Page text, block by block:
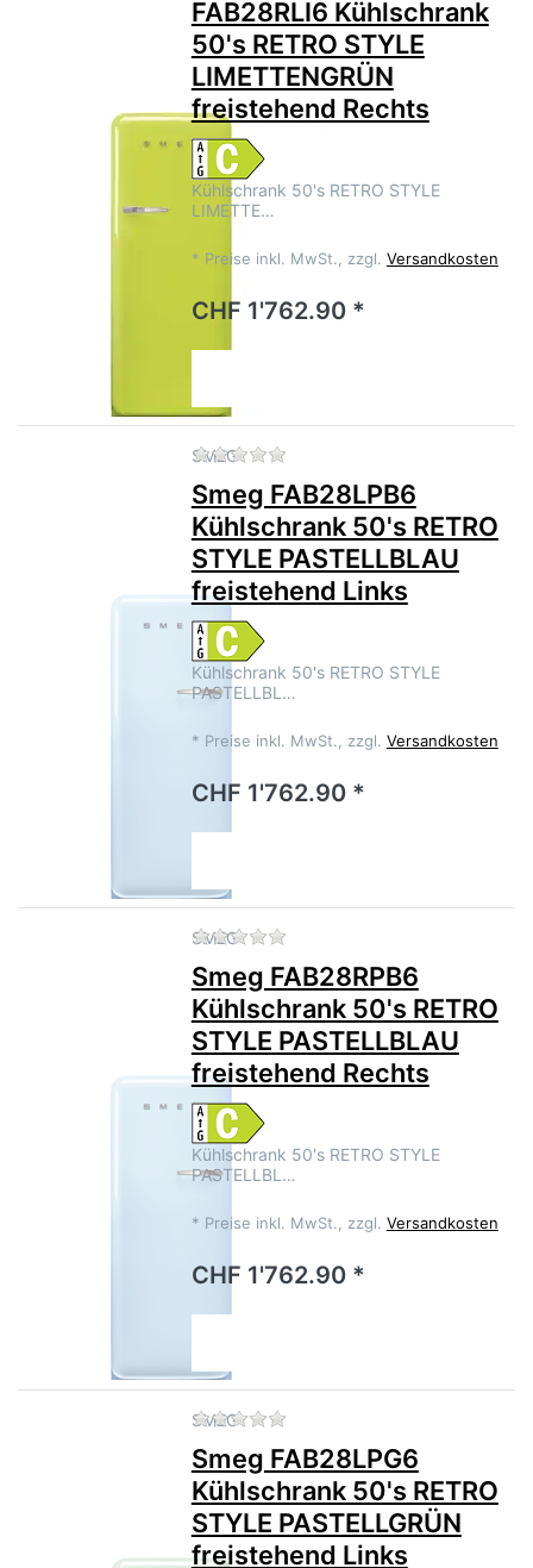
FAB28RLI6 Kühlschrank
50's RETRO STYLE
LIMETTENGRÜN
freistehend Rechts
Kühlschrank 50's RETRO STYLE
LIMETTE…
* Preise inkl. MwSt., zzgl. Versandkosten
CHF 1'762.90 *
SMEG Zu diesem Produkt liegen
Smeg FAB28LPB6
Kühlschrank 50's RETRO
STYLE PASTELLBLAU
freistehend Links
Kühlschrank 50's RETRO STYLE
PASTELLBL…
* Preise inkl. MwSt., zzgl. Versandkosten
CHF 1'762.90 *
SMEG Zu diesem Produkt liegen
Smeg FAB28RPB6
Kühlschrank 50's RETRO
STYLE PASTELLBLAU
freistehend Rechts
Kühlschrank 50's RETRO STYLE
PASTELLBL…
* Preise inkl. MwSt., zzgl. Versandkosten
CHF 1'762.90 *
SMEG Zu diesem Produkt liegen
Smeg FAB28LPG6
Kühlschrank 50's RETRO
STYLE PASTELLGRÜN
freistehend Links